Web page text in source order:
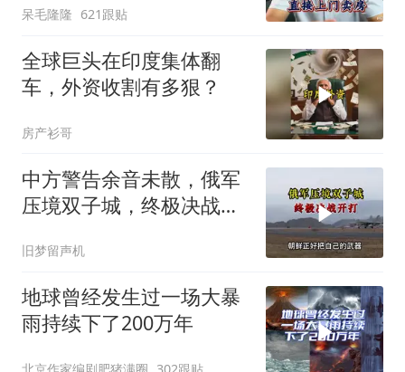
呆毛隆隆 621跟贴
全球巨头在印度集体翻
车，外资收割有多狠？
房产衫哥
中方警告余音未散，俄军
压境双子城，终极决战开
旧梦留声机
地球曾经发生过一场大暴
雨持续下了200万年